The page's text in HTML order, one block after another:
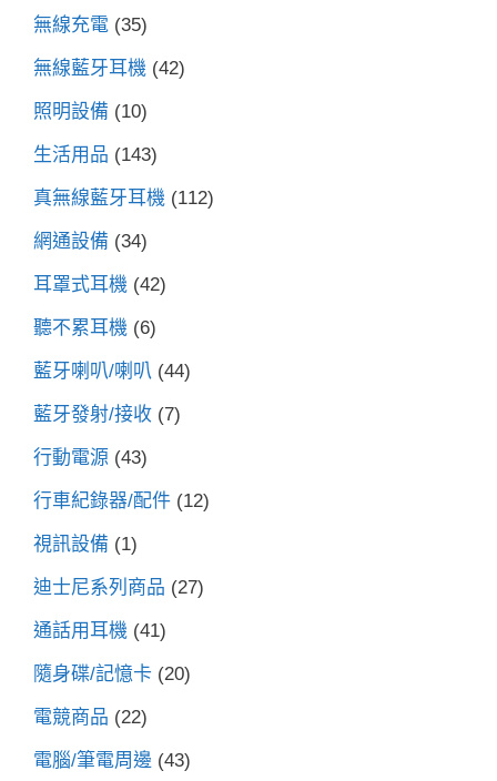
無線充電 (35)
無線藍牙耳機 (42)
照明設備 (10)
生活用品 (143)
真無線藍牙耳機 (112)
網通設備 (34)
耳罩式耳機 (42)
聽不累耳機 (6)
藍牙喇叭/喇叭 (44)
藍牙發射/接收 (7)
行動電源 (43)
行車紀錄器/配件 (12)
視訊設備 (1)
迪士尼系列商品 (27)
通話用耳機 (41)
隨身碟/記憶卡 (20)
電競商品 (22)
電腦/筆電周邊 (43)